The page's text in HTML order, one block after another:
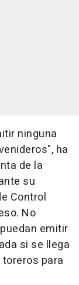
ninguna
ha
de la
su
Control
No
emitir
si se llega
para